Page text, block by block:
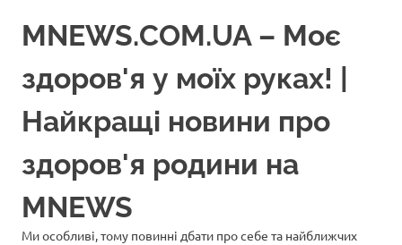
MNEWS.COM.UA – Моє
здоров'я у моїх руках! |
Найкращі новини про
здоров'я родини на
MNEWS
Ми особливі, тому повинні дбати про себе та найближчих